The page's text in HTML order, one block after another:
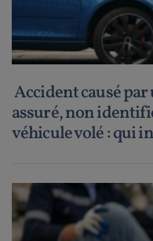
Accident causé
assuré, non
véhicule volé : qui